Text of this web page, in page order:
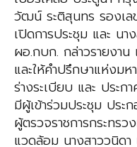
วัฒน์ ระติสุนทร รองเล
เปิดการประชุม และ น
ผอ.กบก. กล่าวรายงาน
และให้คำปรึกษาแห่งม
ร่างระเบียบ และ ประก
มีผู้เข้าร่วมประชุม ปร
ผู้ตรวจราชการกระทร
แวดล้อม นางสาววนิด